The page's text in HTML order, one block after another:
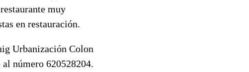
muy
en restauración.
Urbanización Colon
número 620528204.